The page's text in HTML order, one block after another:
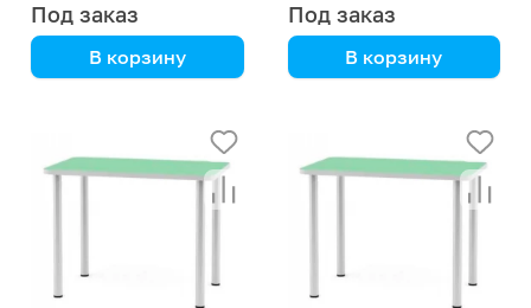
Под заказ
В корзину
Под заказ
В корзину